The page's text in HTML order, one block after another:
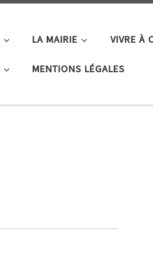
LA MAIRIE VIVRE À
MENTIONS LÉGALES